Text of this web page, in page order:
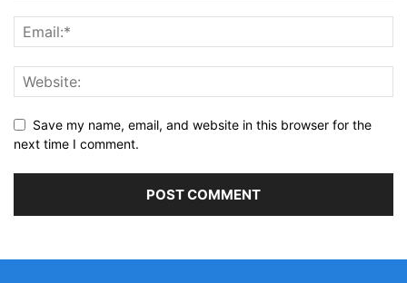
Save my name, email, and website in this browser for the
next time I comment.